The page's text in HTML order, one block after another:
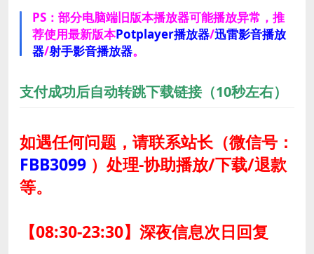
PS：部分电脑端旧版本播放器可能播放异常，推
荐使用最新版本Potplayer播放器/迅雷影音播放
器/射手影音播放器。
支付成功后自动转跳下载链接（10秒左右）
如遇任何问题，请联系站长（微信号：
FBB3099 ） 处理-协助播放/下载/退款
等。
【08:30-23:30】深夜信息次日回复